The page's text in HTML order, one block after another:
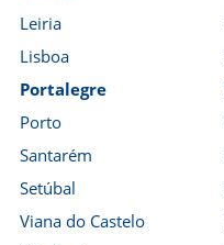
Leiria
Lisboa
Portalegre
Porto
Santarém
Setúbal
Viana do Castelo